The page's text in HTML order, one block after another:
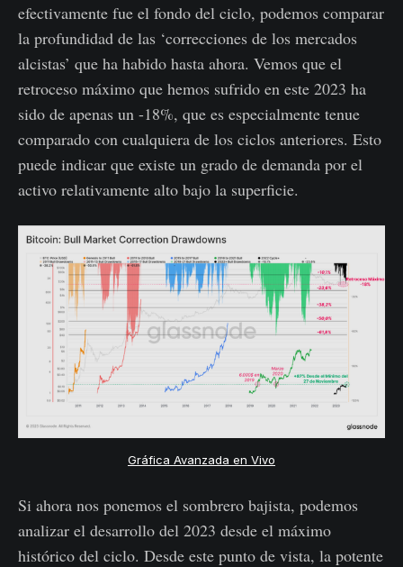
efectivamente fue el fondo del ciclo, podemos comparar
la profundidad de las ‘correcciones de los mercados
alcistas’ que ha habido hasta ahora. Vemos que el
retroceso máximo que hemos sufrido en este 2023 ha
sido de apenas un -18%, que es especialmente tenue
comparado con cualquiera de los ciclos anteriores. Esto
puede indicar que existe un grado de demanda por el
activo relativamente alto bajo la superficie.
Gráfica Avanzada en Vivo
Si ahora nos ponemos el sombrero bajista, podemos
analizar el desarrollo del 2023 desde el máximo
histórico del ciclo. Desde este punto de vista, la potente